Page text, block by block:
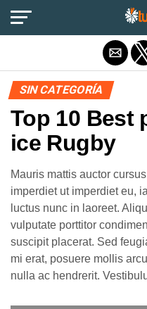
SIN CATEGORÍA
Top 10 Best
ice Rugby
Mauris mattis auctor
imperdiet ut imperdiet eu,
luctus nunc in laoreet.
vulputate porttitor
suscipit placerat. Sed
mi erat, posuere mollis
nulla ac hendrerit.
Salir de